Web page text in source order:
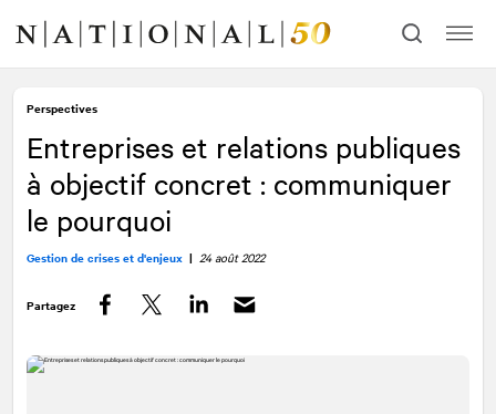
contenu
navigation
Perspectives
Entreprises et relations publiques
à objectif concret : communiquer
le pourquoi
Gestion de crises et d'enjeux | 24 août 2022
Partagez